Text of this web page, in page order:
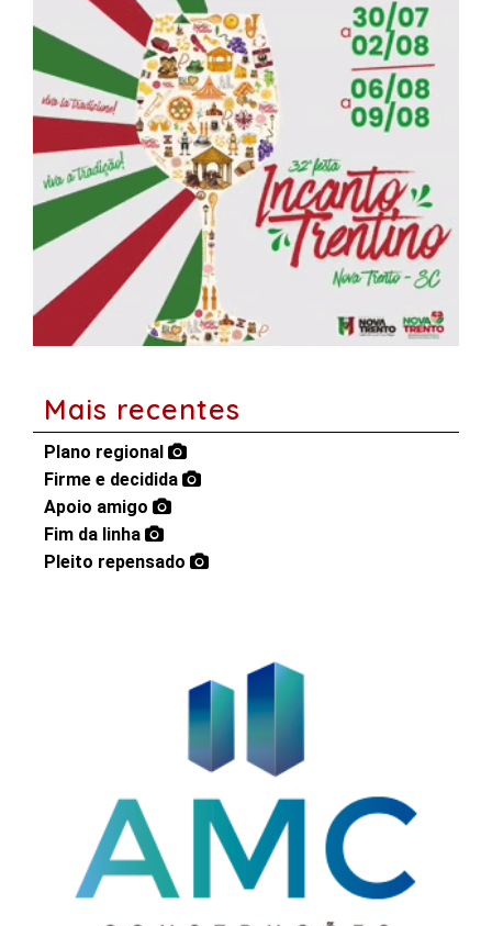
Mais recentes
Plano regional
Firme e decidida
Apoio amigo
Fim da linha
Pleito repensado